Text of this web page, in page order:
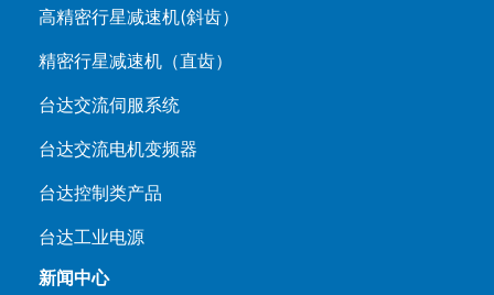
高精密行星减速机(斜齿）
精密行星减速机（直齿）
台达交流伺服系统
台达交流电机变频器
台达控制类产品
台达工业电源
新闻中心